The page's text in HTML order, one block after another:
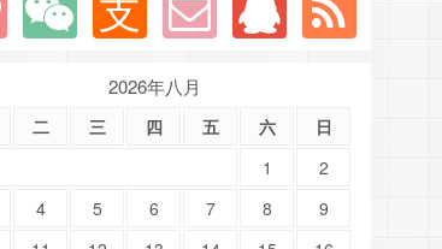
2026年八月
二 三 四 五 六 日
1
2
4 5 6 7 8
9